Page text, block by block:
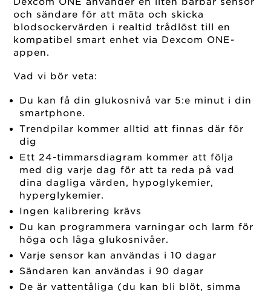
och sändare för att mäta och skicka
blodsockervärden i realtid trådlöst till en
kompatibel smart enhet via Dexcom ONE-
appen.
Vad vi bör veta:
Du kan få din glukosnivå var 5:e minut i din
smartphone.
Trendpilar kommer alltid att finnas där för
dig
Ett 24-timmarsdiagram kommer att följa
med dig varje dag för att ta reda på vad
dina dagliga värden, hypoglykemier,
hyperglykemier.
Ingen kalibrering krävs
Du kan programmera varningar och larm för
höga och låga glukosnivåer.
Varje sensor kan användas i 10 dagar
Sändaren kan användas i 90 dagar
De är vattentåliga (du kan bli blöt, simma